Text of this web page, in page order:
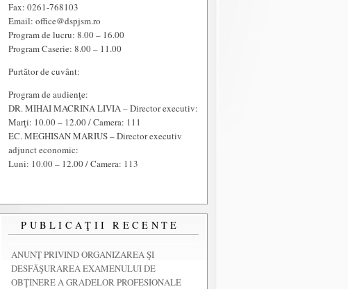
Fax: 0261-768103
Email: office@dspjsm.ro
Program de lucru: 8.00 – 16.00
Program Caserie: 8.00 – 11.00
Purtător de cuvânt:
Program de audienţe:
DR. MIHAI MACRINA LIVIA – Director executiv:
Marţi: 10.00 – 12.00 / Camera: 111
EC. MEGHISAN MARIUS – Director executiv
adjunct economic:
Luni: 10.00 – 12.00 / Camera: 113
PUBLICAŢII RECENTE
ANUNȚ PRIVIND ORGANIZAREA ŞI
DESFĂŞURAREA EXAMENULUI DE
OBŢINERE A GRADELOR PROFESIONALE